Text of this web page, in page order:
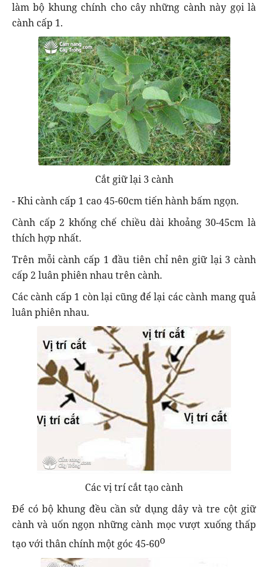
làm bộ khung chính cho cây những cành này gọi là
cành cấp 1.
Cắt giữ lại 3 cành
- Khi cành cấp 1 cao 45-60cm tiến hành bấm ngọn.
Cành cấp 2 khống chế chiều dài khoảng 30-45cm là
thích hợp nhất.
Trên mỗi cành cấp 1 đầu tiên chỉ nên giữ lại 3 cành
cấp 2 luân phiên nhau trên cành.
Các cành cấp 1 còn lại cũng để lại các cành mang quả
luân phiên nhau.
Các vị trí cắt tạo cành
Để có bộ khung đều cần sử dụng dây và tre cột giữ
cành và uốn ngọn những cành mọc vượt xuống thấp
tạo với thân chính một góc 45-60o